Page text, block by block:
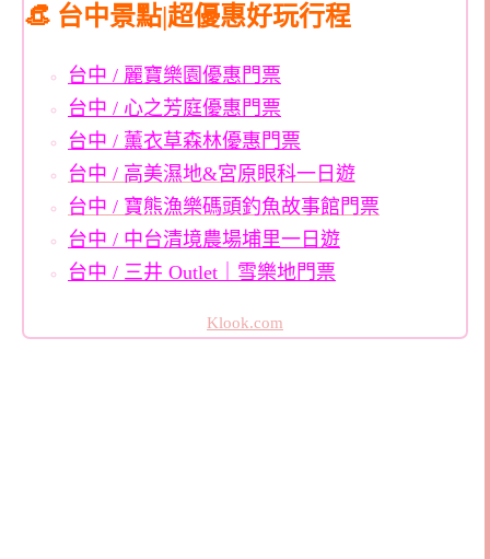
👒 台中景點|超優惠好玩行程
台中 / 麗寶樂園優惠門票
台中 / 心之芳庭優惠門票
台中 / 薰衣草森林優惠門票
台中 / 高美濕地&宮原眼科一日遊
台中 / 寶熊漁樂碼頭釣魚故事館門票
台中 / 中台清境農場埔里一日遊
台中 / 三井 Outlet｜雪樂地門票
Klook.com